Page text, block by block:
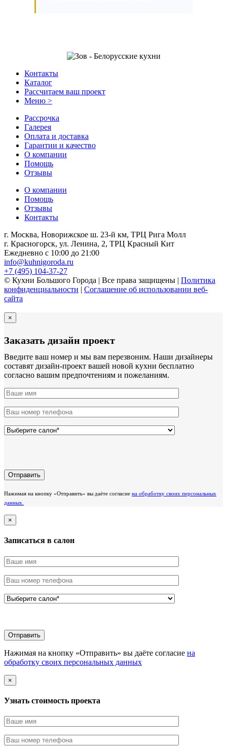
Контакты
Каталог
Рассчитаем ваш проект
Меню >
Рассрочка
Галерея
Оплата и доставка
Гарантии и качество
О компании
Помощь
Отзывы
О компании
Помощь
Отзывы
Контакты
г. Москва, Новорижское ш. 23-й км, ТРЦ Рига Молл
г. Красногорск, ул. Ленина, 2, ТРЦ Красный Кит
Ежедневно с 10:00 до 21:00
info@kuhnigoroda.ru
+7 (495) 104-37-27
© Кухни Большого Города | Все права защищены | Политика
конфиденциальности | Соглашение об использовании веб-
сайта
×
Заказать дизайн проект
Введите ваш номер и мы вам перезвоним. Наши дизайнеры
составят дизайн-проект вашей новой кухни бесплатно
согласно вашим предпочтениям и пожеланиям.
Нажимая на кнопку «Отправить» вы даёте согласие на обработку своих персональных
данных.
×
Записаться в салон
Нажимая на кнопку «Отправить» вы даёте согласие на
обработку своих персональных данных
×
Узнать стоимоcть проекта